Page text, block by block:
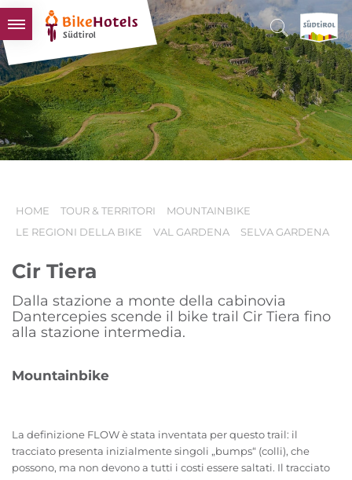
BIKEHOTELS
HOTELS & PACCHETTI
TOUR & TERRITORI
L'ALTO ADIGE & NOI
HOME TOUR & TERRITORI
MOUNTAINBIKE
LE REGIONI DELLA BIKE
VAL GARDENA SELVA GARDENA
Cir Tiera
Dalla stazione a monte della cabinovia
Dantercepies scende il bike trail Cir Tiera fino
alla stazione intermedia.
Mountainbike
La definizione FLOW è stata inventata per questo trail: il
tracciato presenta inizialmente singoli „bumps“ (colli), che
possono, ma non devono a tutti i costi essere saltati. Il tracciato